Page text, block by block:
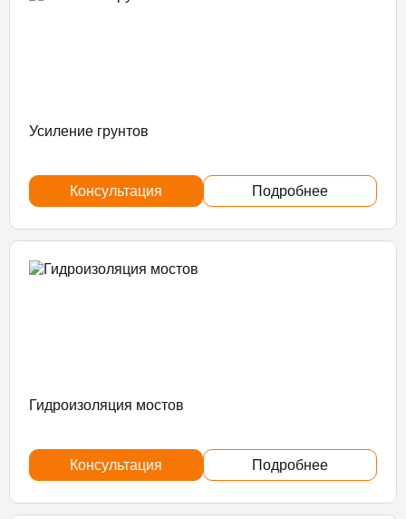
Усиление грунтов
Консультация Подробнее
Гидроизоляция мостов
Консультация Подробнее